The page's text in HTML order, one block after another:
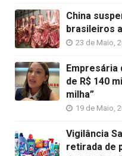
China
brasileiros
23 de Maio,
de R$ 140
milha”
19 de Maio,
Vigilância
retirada de